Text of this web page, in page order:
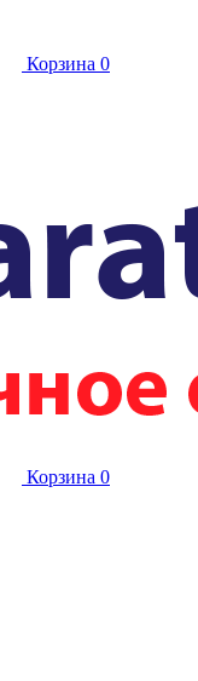
Корзина 0
Корзина 0